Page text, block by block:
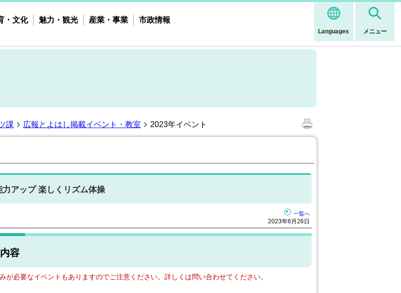
Languages メニュー
・文化 魅力・観光 産業・事業 市政情報
課 広報とよはし掲載イベント・教室 2023年イベント
力アップ 楽しくリズム体操
一覧へ
2023年6月26日
容
が必要なイベントもありますのでご注意ください。詳しくは問い合わせてください。